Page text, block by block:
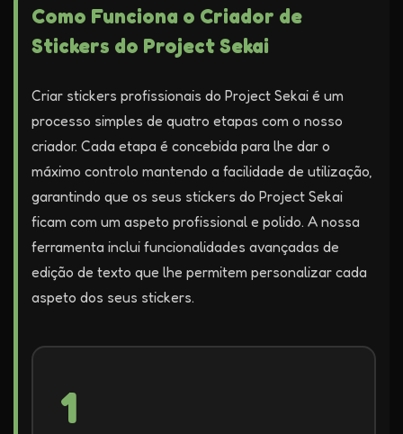
Como Funciona o Criador de
Stickers do Project Sekai
Criar stickers profissionais do Project Sekai é um
processo simples de quatro etapas com o nosso
criador. Cada etapa é concebida para lhe dar o
máximo controlo mantendo a facilidade de utilização,
garantindo que os seus stickers do Project Sekai
ficam com um aspeto profissional e polido. A nossa
ferramenta inclui funcionalidades avançadas de
edição de texto que lhe permitem personalizar cada
aspeto dos seus stickers.
1